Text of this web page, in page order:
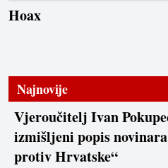
Hoax
Najnovije
Vjeroučitelj Ivan
izmišljeni popis
protiv Hrvatske“